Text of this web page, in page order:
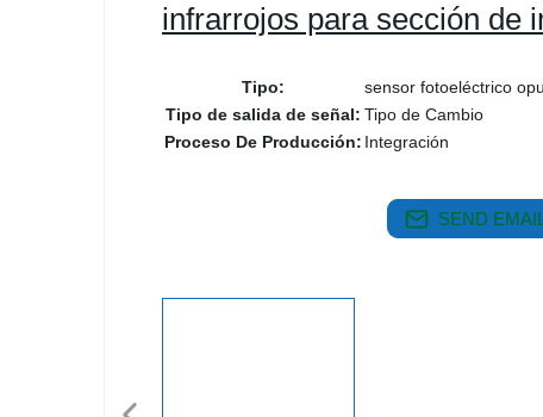
infrarrojos para sección de
Tipo:
sensor fotoeléctrico
Tipo de salida de señal: Tipo de Cambio
Proceso De Producción: Integración
SEND